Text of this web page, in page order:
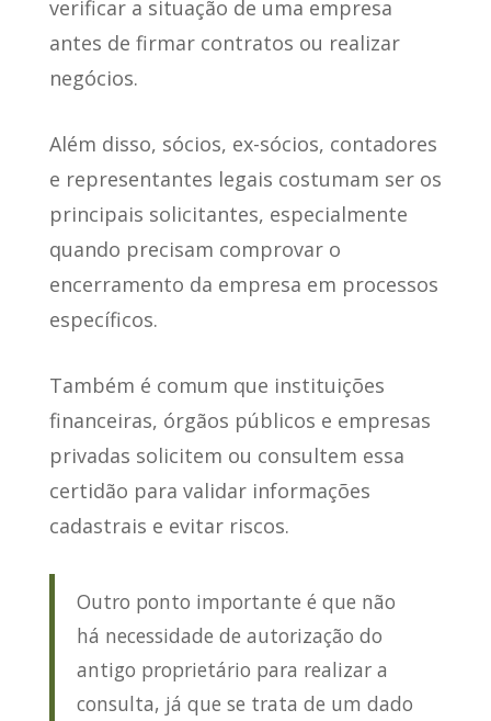
verificar a situação de uma empresa
antes de firmar contratos ou realizar
negócios.
Além disso, sócios, ex-sócios, contadores
e representantes legais costumam ser os
principais solicitantes, especialmente
quando precisam comprovar o
encerramento da empresa em processos
específicos.
Também é comum que instituições
financeiras, órgãos públicos e empresas
privadas solicitem ou consultem essa
certidão para validar informações
cadastrais e evitar riscos.
Outro ponto importante é que não
há necessidade de autorização do
antigo proprietário para realizar a
consulta, já que se trata de um dado